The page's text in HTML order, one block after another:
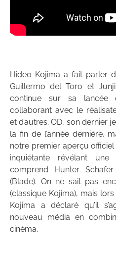
Hideo Kojima a fait parler
Guillermo del Toro et
continue sur sa lancée
collaborant avec le
et d’autres. OD, son dernier
la fin de l’année dernière,
notre premier aperçu
inquiétante révélant
comprend Hunter
(Blade). On ne sait pas
(classique Kojima), mais
Kojima a déclaré qu’il
nouveau média en
cinéma.